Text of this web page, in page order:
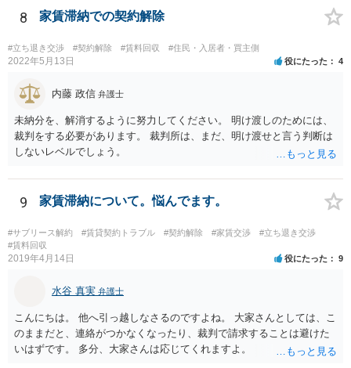
8 家賃滞納での契約解除
#立ち退き交渉 #契約解除 #賃料回収 #住民・入居者・買主側
2022年5月13日 役にたった 4
内藤 政信 弁護士
未納分を、解消するように努力してください。 明け渡しのためには、
裁判をする必要があります。 裁判所は、まだ、明け渡せと言う判断は
しないレベルでしょう。
9 家賃滞納について。悩んでます。
#サブリース解約 #賃貸契約トラブル #契約解除 #家賃交渉
#立ち退き交渉
#賃料回収
2019年4月14日 役にたった 9
水谷 真実 弁護士
こんにちは。 他へ引っ越しなさるのですよね。 大家さんとしては、こ
のままだと、連絡がつかなくなったり、裁判で請求することは避けた
いはずです。 多分、大家さんは応じてくれますよ。